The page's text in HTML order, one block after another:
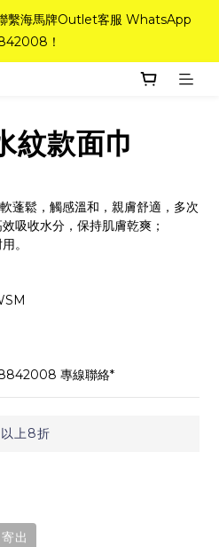
繫海馬牌Outlet客服 WhatsApp
！
繫海馬牌Outlet客服 WhatsApp
！
(新永久記憶床褥 及 健康記憶床
即搶購，享6折優惠！
繫海馬牌Outlet客服 WhatsApp
！
紋款面巾
蓬鬆，觸感溫和，親膚舒適，多次
吸收水分，保持肌膚乾爽；
。
專線聯絡*
上8折
出